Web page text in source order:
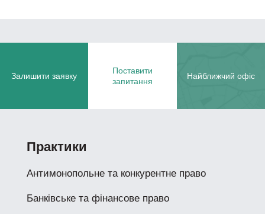
Залишити заявку
Поставити
запитання
Найближчий офіс
Практики
Антимонопольне та конкурентне право
Банківське та фінансове право